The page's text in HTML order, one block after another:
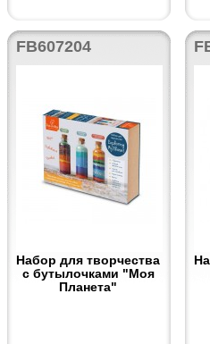
FB607204
Набор для творчества
с бутылочками "Моя
Планета"